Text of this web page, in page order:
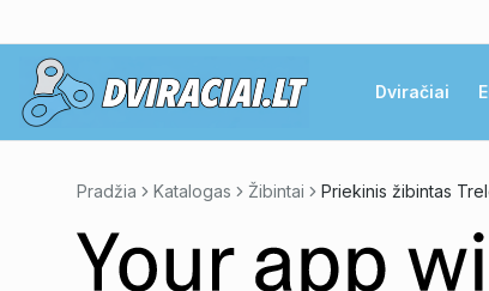
Dviračiai
Pradžia Katalogas Žibintai